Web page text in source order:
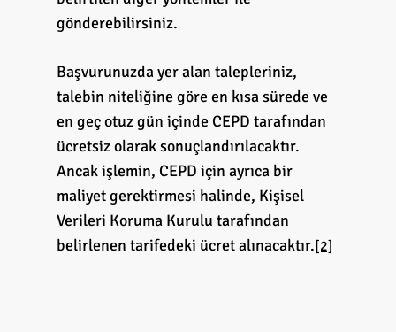
gönderebilirsiniz.
Başvurunuzda yer alan talepleriniz,
talebin niteliğine göre en kısa sürede ve
en geç otuz gün içinde CEPD tarafından
ücretsiz olarak sonuçlandırılacaktır.
Ancak işlemin, CEPD için ayrıca bir
maliyet gerektirmesi halinde, Kişisel
Verileri Koruma Kurulu tarafından
belirlenen tarifedeki ücret alınacaktır.[2]